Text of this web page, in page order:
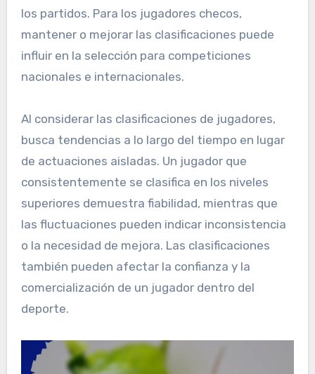
los partidos. Para los jugadores checos,
mantener o mejorar las clasificaciones puede
influir en la selección para competiciones
nacionales e internacionales.
Al considerar las clasificaciones de jugadores,
busca tendencias a lo largo del tiempo en lugar
de actuaciones aisladas. Un jugador que
consistentemente se clasifica en los niveles
superiores demuestra fiabilidad, mientras que
las fluctuaciones pueden indicar inconsistencia
o la necesidad de mejora. Las clasificaciones
también pueden afectar la confianza y la
comercialización de un jugador dentro del
deporte.